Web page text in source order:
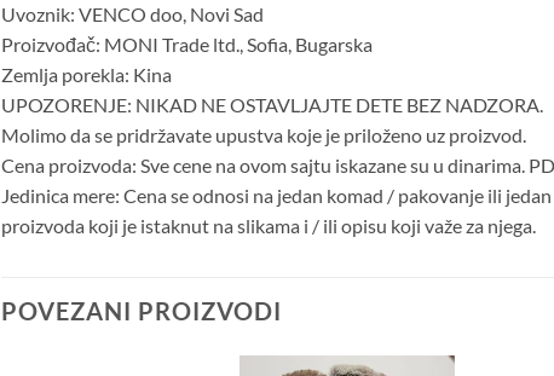
Uvoznik: VENCO doo, Novi Sad
Proizvođač: MONI Trade ltd., Sofia, Bugarska
Zemlja porekla: Kina
UPOZORENJE: NIKAD NE OSTAVLJAJTE DETE BEZ NADZORA.
Molimo da se pridržavate upustva koje je priloženo uz proizvod.
Cena proizvoda: Sve cene na ovom sajtu iskazane su u dinarima.
Jedinica mere: Cena se odnosi na jedan komad / pakovanje ili
proizvoda koji je istaknut na slikama i / ili opisu koji važe za njega.
POVEZANI PROIZVODI